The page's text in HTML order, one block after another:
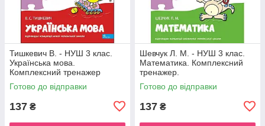
Тишкевич В. - НУШ 3 клас.
Українська мова.
Комплексний тренажер
Готово до відправки
137 ₴
Шевчук Л. М. - НУШ 3 клас.
Математика. Комплексний
тренажер.
Готово до відправки
137 ₴